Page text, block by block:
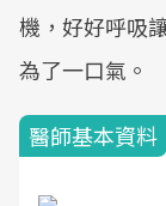
機，好好呼吸
為了一口氣。
醫師基本資料